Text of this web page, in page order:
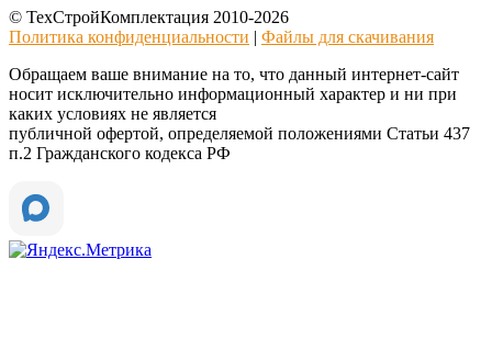
© ТехСтройКомплектация 2010-2026
Политика конфиденциальности | Файлы для скачивания
Обращаем ваше внимание на то, что данный интернет-сайт
носит исключительно информационный характер и ни при
каких условиях не является
публичной офертой, определяемой положениями Статьи 437
п.2 Гражданского кодекса РФ